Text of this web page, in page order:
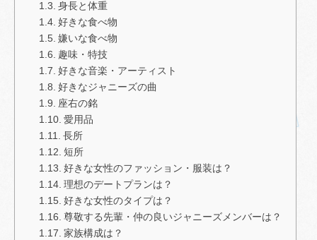
身長と体重
好きな食べ物
嫌いな食べ物
趣味・特技
好きな音楽・アーティスト
好きなジャニーズの曲
座右の銘
愛用品
長所
短所
好きな女性のファッション・服装は？
理想のデートプランは？
好きな女性のタイプは？
尊敬する先輩・仲の良いジャニーズメンバーは？
家族構成は？